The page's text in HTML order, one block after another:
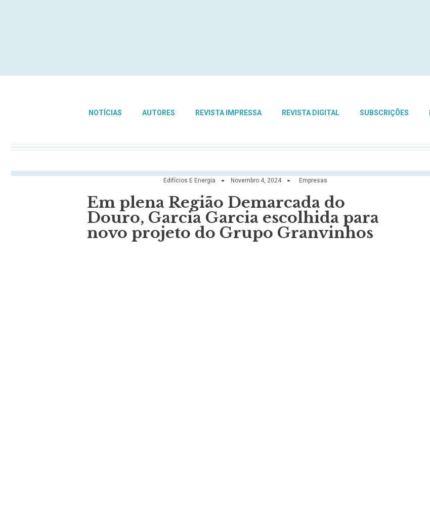
NOTÍCIAS AUTORES REVISTA IMPRESSA REVISTA DIGITAL SUBSCRIÇÕES
Edifícios E Energia Novembro 4, 2024 Empresas
Em plena Região Demarcada do
Douro, Garcia Garcia escolhida para
novo projeto do Grupo Granvinhos